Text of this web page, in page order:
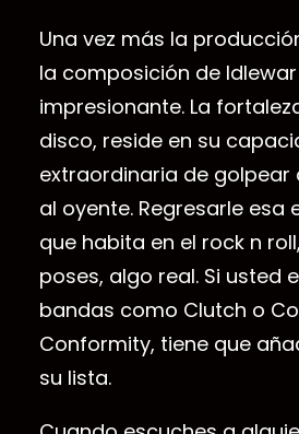
Una vez más la
la composición de
impresionante. La
disco, reside en su
extraordinaria de golpear
al oyente. Regresarle esa
que habita en el rock n
poses, algo real. Si usted
bandas como Clutch o
Conformity, tiene que
su lista.